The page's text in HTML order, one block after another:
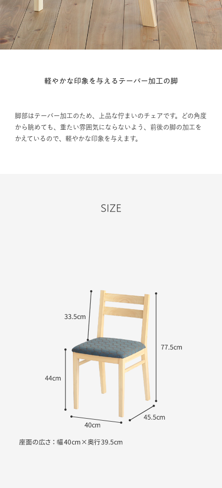
軽やかな印象を与えるテーパー加工の脚
脚部はテーパー加工のため、上品な佇まいのチェアです。どの角度
から眺めても、重たい雰囲気にならないよう、前後の脚の加工を
かえているので、軽やかな印象を与えます。
SIZE